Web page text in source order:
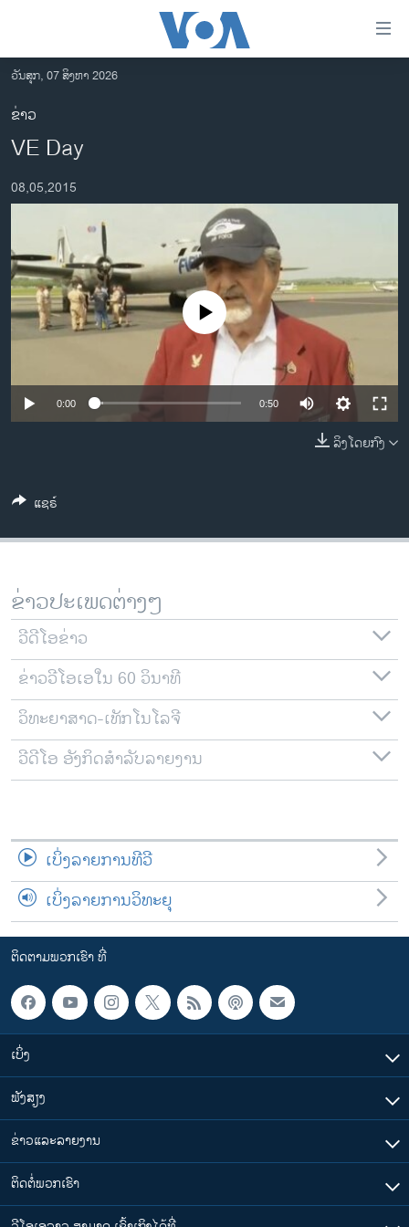
ເຂົ້າ
ຫາ
ຂ້າມ
ຂ້າມ
ໄປ
ຄົ້ນ
ອາເມຣິກາ
ການເລືອກຕັ້ງ ປະທານາທີບໍດີ ສະຫະລັດ 2024
ໂລກ
ເອເຊຍ
ອິດສະຫຼະພາບດ້ານການຂ່າວ
ຊຸມຊົນຊາວລາວ
ວິທະຍາສາດ-ເທັກໂນໂລຈີ
ພາສາອັງກິດ
ລາຍການກະຈາຍສຽງ
ລາຍງານ
ຕິດຕາມພວກເຮົາ ທີ່
ພາສາຕ່າງໆ
ວັນສຸກ, 07 ສິງຫາ 2026
ຂ່າວ
VE Day
08,05,2015
No media source currently available
0:00 0:50
ລິງໂດຍກົງ
ແຊຣ໌
ຂ່າວປະເພດຕ່າງໆ
ວີດີໂອຂ່າວ
ຂ່າວວີໂອເອໃນ 60 ວິນາທີ
ວິທະຍາສາດ-ເທັກໂນໂລຈີ
ວີດີໂອ ອັງກິດສຳລັບລາຍງານ
ເບິ່ງລາຍການທີວີ
ເບິ່ງລາຍການວິທະຍຸ
ຕິດຕາມພວກເຮົາ ທີ່
ເບິ່ງ
ຟັງສຽງ
ຂ່າວແລະລາຍງານ
ຕິດຕໍ່ພວກເຮົາ